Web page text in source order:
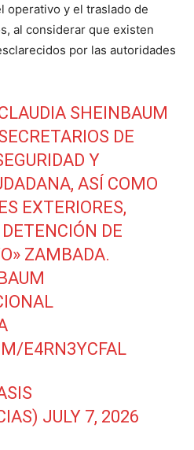
operativo y el traslado de
al considerar que existen
por las autoridades
SHEINBAUM
DE
Y
ASÍ COMO
EXTERIORES,
DE
ZAMBADA.
E4RN3YCFAL
JULY 7, 2026